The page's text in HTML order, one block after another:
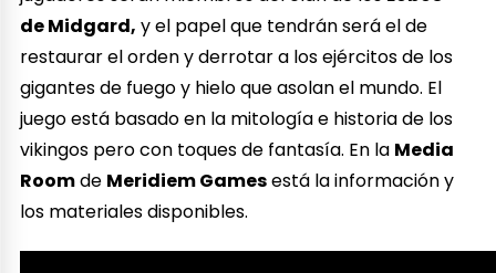
de Midgard, y el papel que tendrán será el de
restaurar el orden y derrotar a los ejércitos de los
gigantes de fuego y hielo que asolan el mundo. El
juego está basado en la mitología e historia de los
vikingos pero con toques de fantasía. En la Media
Roomde Meridiem Gamesestá la información y
los materiales disponibles.